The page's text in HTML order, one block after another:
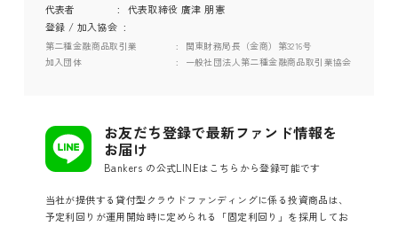
代表者
代表取締役 廣津 朋憲
登録 / 加入協会
第二種金融商品取引業
関東財務局長（金商）第3216号
加入団体
一般社団法人第二種金融商品取引業協会
お友だち登録で最新ファンド情報を
お届け
Bankers の公式LINEはこちらから登録可能です
当社が提供する貸付型クラウドファンディングに係る投資商品は、
予定利回りが運用開始時に定められる「固定利回り」を採用してお